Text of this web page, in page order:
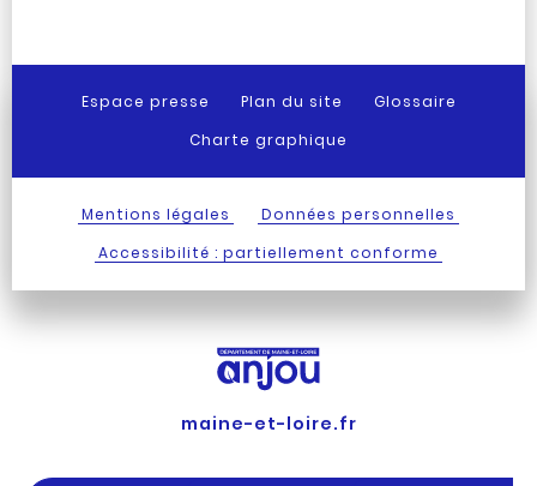
Espace presse Plan du site
Glossaire
Charte graphique
Mentions légales
Données personnelles
Accessibilité : partiellement conforme
maine-et-loire.fr